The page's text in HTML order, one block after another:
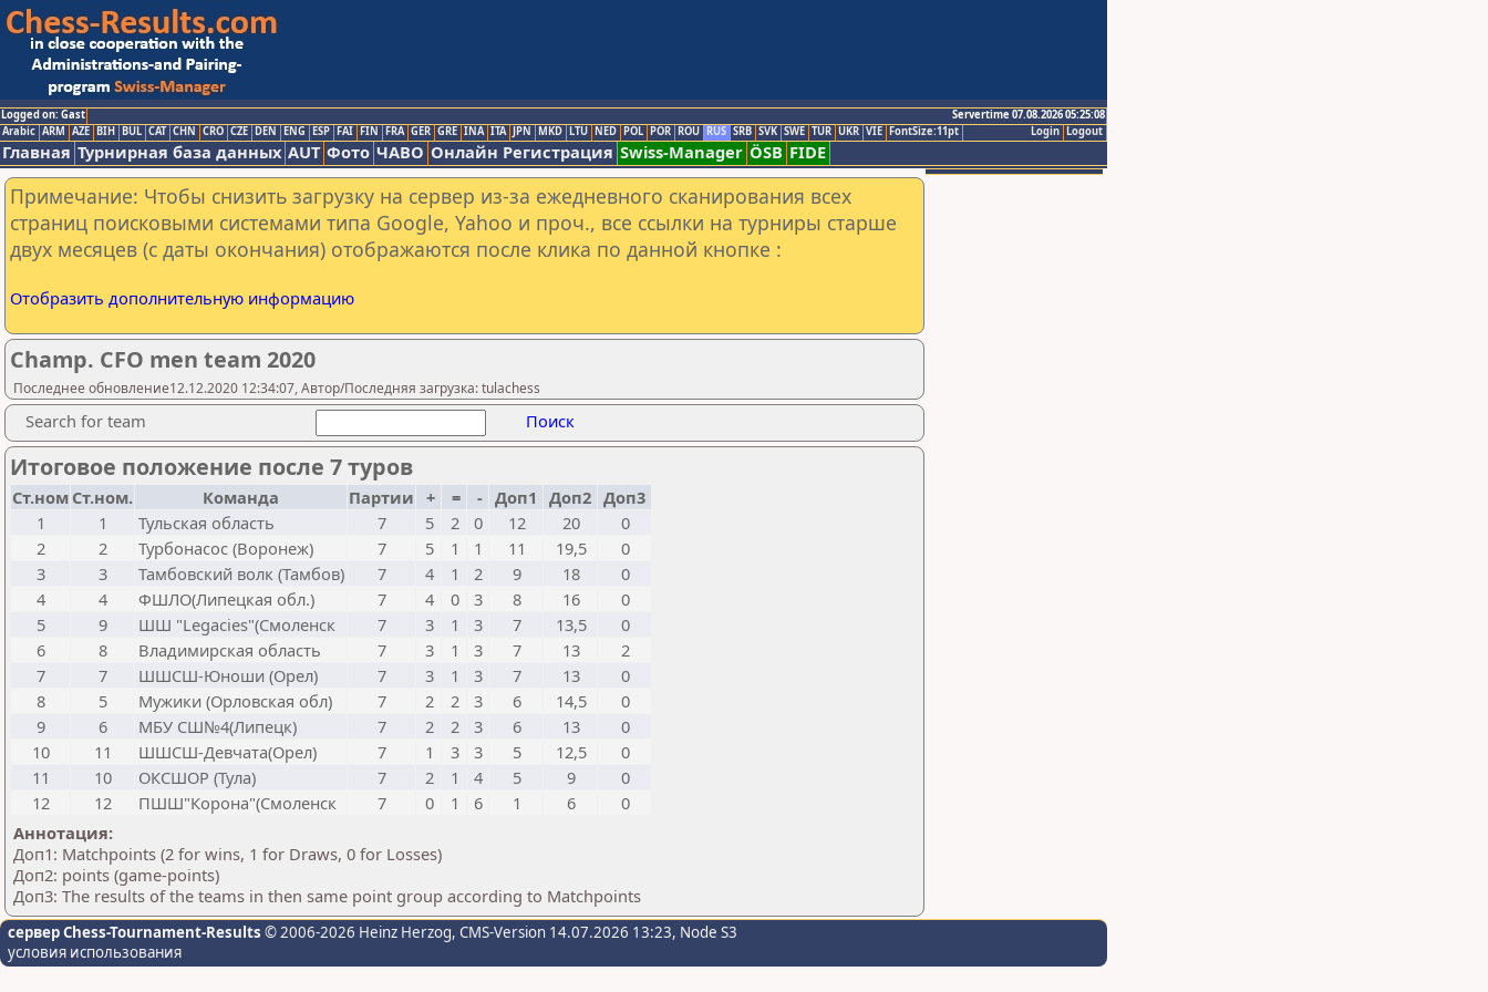
Logged on: Gast
Servertime 07.08.2026 05:25:08
Logout
Login
Arabic ARM AZE BIH BUL CAT CHN CRO CZE DEN ENG ESP FAI FIN FRA GER GRE INA ITA JPN MKD LTU NED POL POR ROU RUS SRB SVK SWE TUR UKR VIE FontSize:11pt
Главная Турнирная база данных AUT Фото ЧАВО Онлайн Регистрация Swiss-Manager ÖSB FIDE
Примечание: Чтобы снизить загрузку на сервер из-за ежедневного сканирования всех
страниц поисковыми системами типа Google, Yahoo и проч., все ссылки на турниры старше
двух месяцев (с даты окончания) отображаются после клика по данной кнопке :
Отобразить дополнительную информацию
Champ. CFO men team 2020
Последнее обновление12.12.2020 12:34:07, Автор/Последняя загрузка: tulachess
Search for team Поиск
Итоговое положение после 7 туров
Ст.ном Ст.ном. Команда Партии + = - Доп1 Доп2 Доп3
1
1 Тульская область 7 5 2 0 12 20
0
2
2 Турбонасос (Воронеж) 7 5 1 1 11 19,5
0
3
3 Тамбовский волк (Тамбов) 7 4 1 2 9 18
0
4
4 ФШЛО(Липецкая обл.) 7 4 0 3 8 16
0
5
9 ШШ "Legacies"(Смоленск 7 3 1 3 7 13,5
0
6
8 Владимирская область 7 3 1 3 7 13
2
7
7 ШШСШ-Юноши (Орел) 7 3 1 3 7 13
0
8
5 Мужики (Орловская обл) 7 2 2 3 6 14,5
0
9
6 МБУ СШ№4(Липецк) 7 2 2 3 6 13
0
10
11 ШШСШ-Девчата(Орел) 7 1 3 3 5 12,5
0
11
10 ОКСШОР (Тула) 7 2 1 4 5 9
0
12
12 ПШШ"Корона"(Смоленск 7 0 1 6 1 6
0
Аннотация:
Доп1: Matchpoints (2 for wins, 1 for Draws, 0 for Losses)
Доп2: points (game-points)
Доп3: The results of the teams in then same point group according to Matchpoints
сервер Chess-Tournament-Results © 2006-2026 Heinz Herzog, CMS-Version 14.07.2026 13:23, Node S3
условия использования